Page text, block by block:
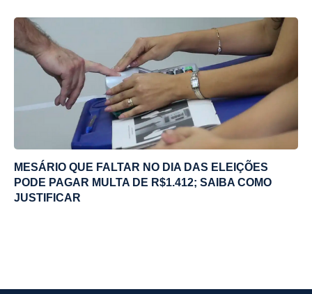
MESÁRIO QUE FALTAR NO DIA DAS ELEIÇÕES
PODE PAGAR MULTA DE R$1.412; SAIBA COMO
JUSTIFICAR